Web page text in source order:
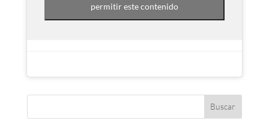
permitir este contenido